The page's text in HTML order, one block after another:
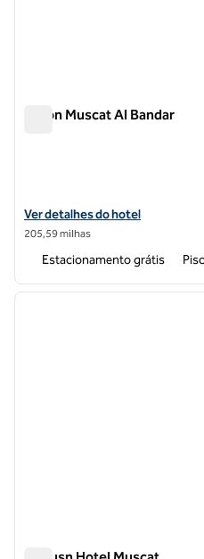
Hilton Muscat Al Bandar
Exibir detalhes do hotel Hilton
Ver detalhes do hotel
205,59 milhas
Estacionamento grátis
1 de 12